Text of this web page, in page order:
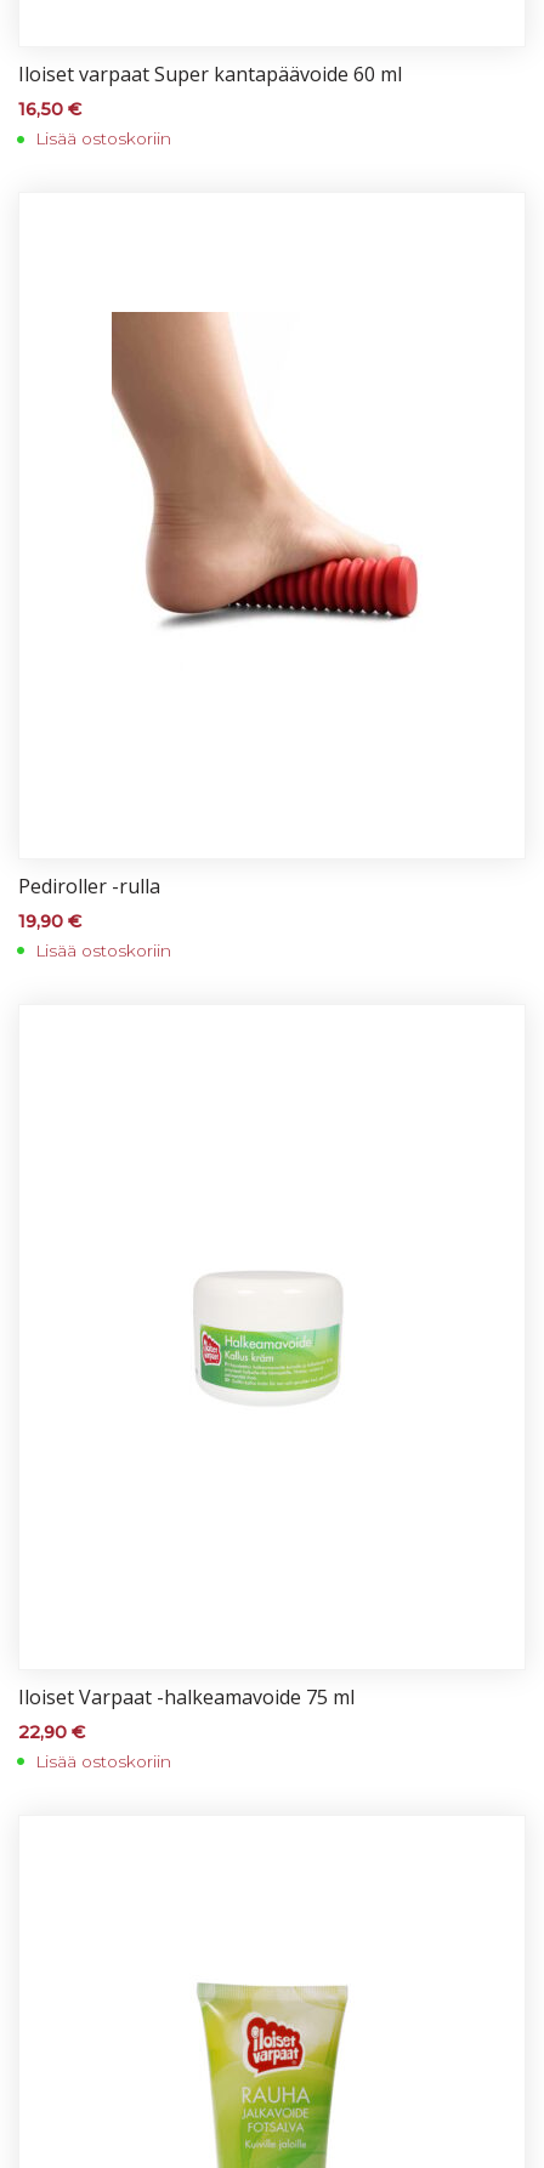
Iloi­set var­paat Su­per kan­ta­pää­voi­de 60 ml
16,50 €
Lisää ostoskoriin
Pe­di­rol­ler -rul­la
19,90 €
Lisää ostoskoriin
Iloi­set Var­paat -hal­kea­ma­voi­de 75 ml
22,90 €
Lisää ostoskoriin